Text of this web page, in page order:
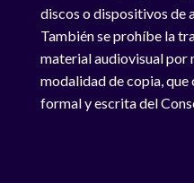
discos o dispositivos de
También se prohíbe la
material audiovisual por
modalidad de copia,
formal y escrita del